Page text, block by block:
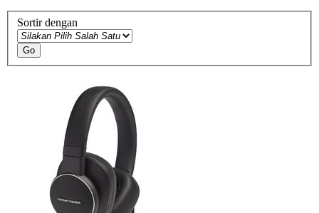
Sortir dengan
Go